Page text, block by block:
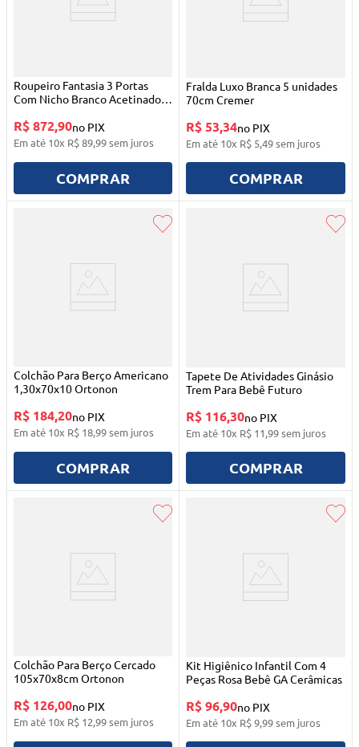
Roupeiro Fantasia 3 Portas
Com Nicho Branco Acetinado
R$ 872,90no PIX
Em até 10x R$89,99sem juros
COMPRAR
Fralda Luxo Branca 5 unidades
70cm Cremer
R$ 53,34no PIX
Em até 10x R$ 5,49sem juros
COMPRAR
Colchão Para Berço Americano
1,30x70x10 Ortonon
R$ 184,20no PIX
Em até 10x R$ 18,99sem juros
COMPRAR
Tapete De Atividades Ginásio
Trem Para Bebê Futuro
R$ 116,30no PIX
Em até 10x R$ 11,99sem juros
COMPRAR
Colchão Para Berço Cercado
105x70x8cm Ortonon
R$ 126,00no PIX
Em até 10x R$ 12,99sem juros
Kit Higiênico Infantil Com 4
Peças Rosa Bebê GA Cerâmicas
R$ 96,90no PIX
Em até 10x R$9,99sem juros